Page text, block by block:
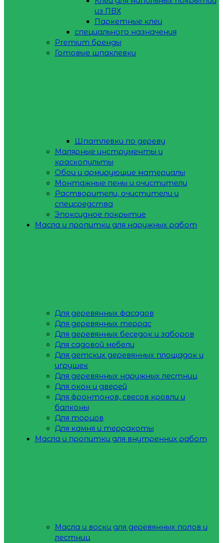
из ПВХ
Паркетные клеи
специального назначения
Premium бренды
Готовые шпаклевки
Шпатлевки по дереву
Малярные инструменты и
краскопульты
Обои и армирующие материалы
Монтажные пены и очистители
Растворители, очистители и
спецсредства
Эпоксидное покрытие
Масла и пропитки для наружных работ
Для деревянных фасадов
Для деревянных террас
Для деревянных беседок и заборов
Для садовой мебели
Для детских деревянных площадок и
игрушек
Для деревянных наружных лестниц
Для окон и дверей
Для фронтонов, свесов кровли и
балконы
Для торцов
Для камня и терракоты
Масла и пропитки для внутренних работ
Масла и воски для деревянных полов и
лестниц